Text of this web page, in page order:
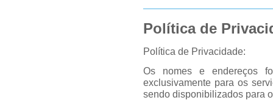
Política de
Política de Privacidade:
Os nomes e endereços
exclusivamente para os
sendo disponibilizados para